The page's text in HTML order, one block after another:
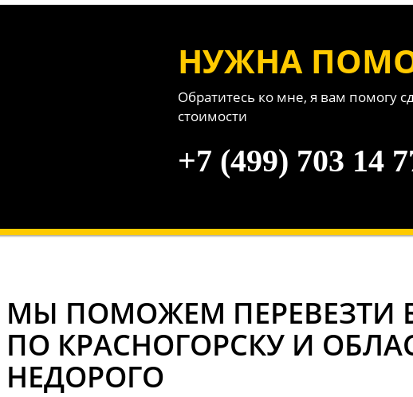
НУЖНА
Обратитесь ко мне, я вам помогу
стоимости
+7 (499) 703 14
МЫ ПОМОЖЕМ ПЕРЕВЕЗТИ
ПО КРАСНОГОРСКУ И
НЕДОРОГО